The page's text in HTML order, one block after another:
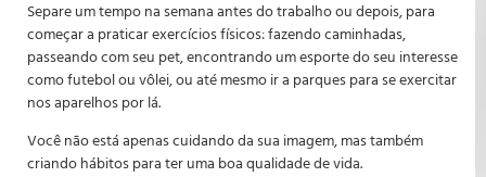
Separe um tempo na semana antes do trabalho ou depois, para
começar a praticar exercícios físicos: fazendo caminhadas,
passeando com seu pet, encontrando um esporte do seu interesse
como futebol ou vôlei, ou até mesmo ir a parques para se exercitar
nos aparelhos por lá.
Você não está apenas cuidando da sua imagem, mas também
criando hábitos para ter uma boa qualidade de vida.